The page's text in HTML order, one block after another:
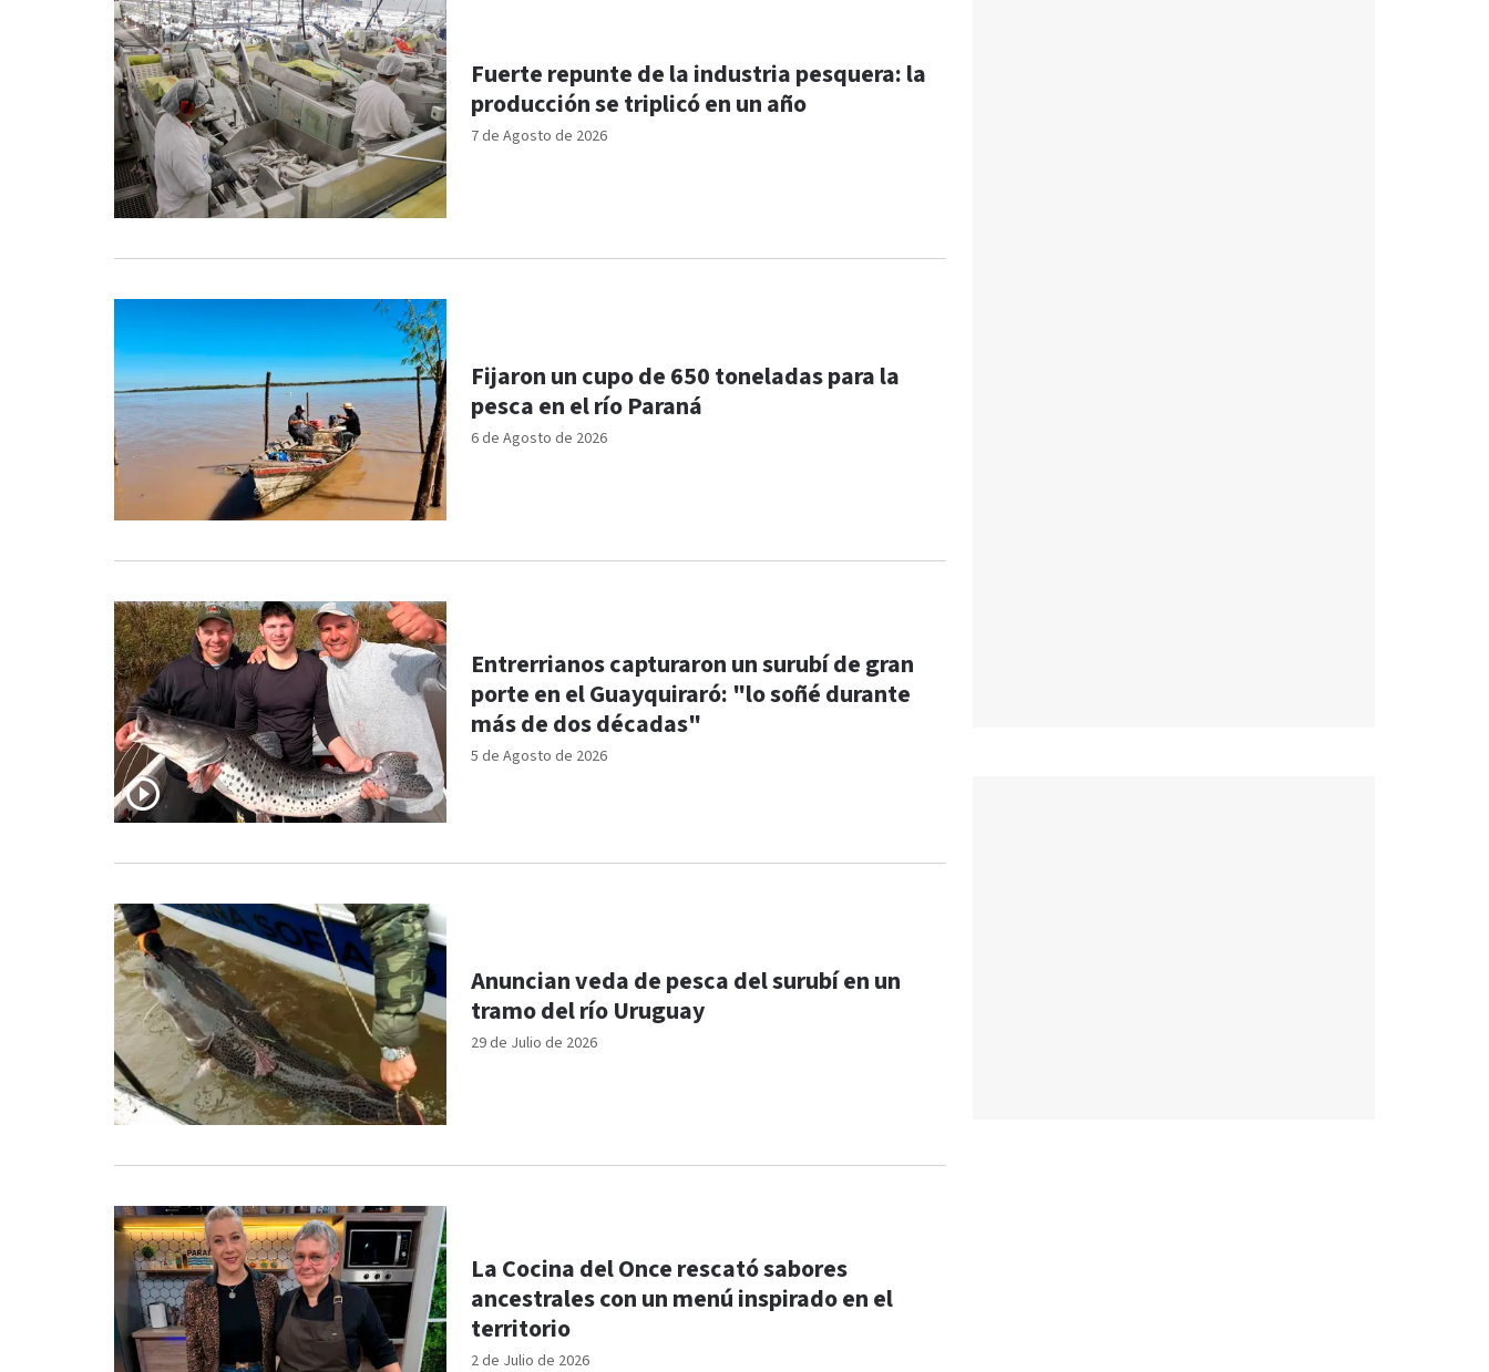
7 de Agosto de 2026
Fuerte repunte de la industria pesquera: la
producción se triplicó en un año
6 de Agosto de 2026
Fijaron un cupo de 650 toneladas para la
pesca en el río Paraná
5 de Agosto de 2026
Entrerrianos capturaron un surubí de gran
porte en el Guayquiraró: "lo soñé durante
más de dos décadas"
29 de Julio de 2026
Anuncian veda de pesca del surubí en un
tramo del río Uruguay
2 de Julio de 2026
La Cocina del Once rescató sabores
ancestrales con un menú inspirado en el
territorio